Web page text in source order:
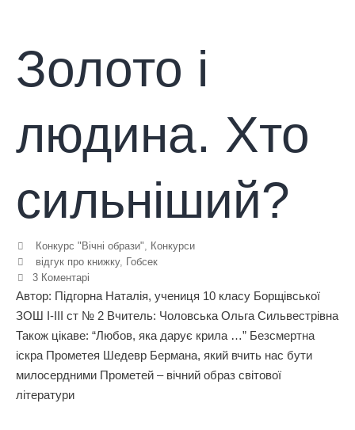
Золото і
людина. Хто
сильніший?
Конкурс "Вічні образи", Конкурси
відгук про книжку, Гобсек
3 Коментарі
Автор: Підгорна Наталія, учениця 10 класу Борщівської
ЗОШ І-ІІІ ст № 2 Вчитель: Чоловська Ольга Сильвестрівна
Також цікаве: “Любов, яка дарує крила …” Безсмертна
іскра Прометея Шедевр Бермана, який вчить нас бути
милосердними Прометей – вічний образ світової
літератури